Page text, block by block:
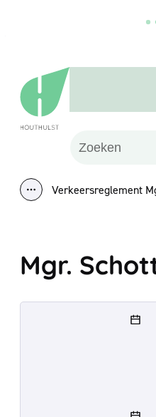
Houthulst
Waarmee
Toon alle
Verkeersreglement
Mgr.